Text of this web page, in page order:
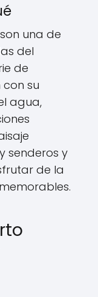
una de
del
de
su
agua,
senderos y
de la